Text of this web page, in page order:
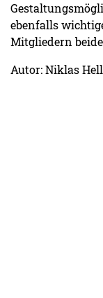
ebenfalls
Mitgliedern
Autor: Niklas